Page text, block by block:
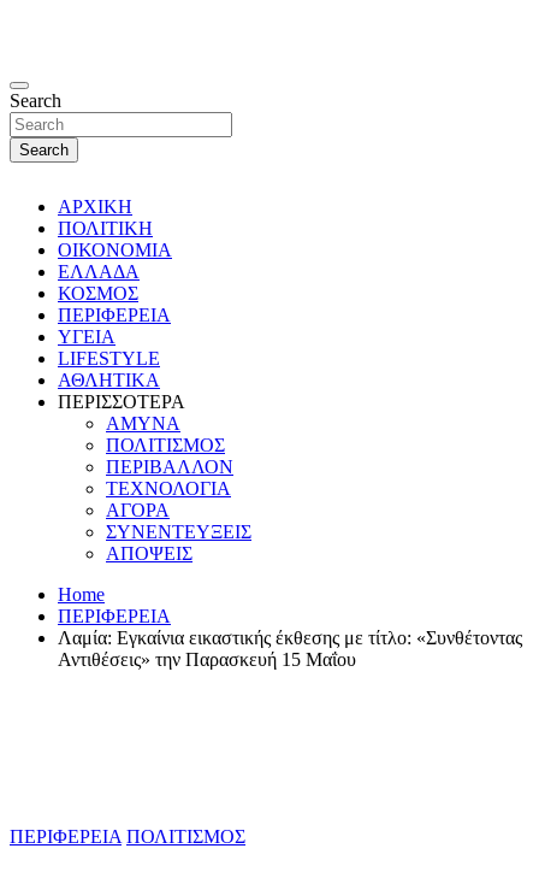
Search
Search
ΑΡΧΙΚΗ
ΠΟΛΙΤΙΚΗ
ΟΙΚΟΝΟΜΙΑ
ΕΛΛΑΔΑ
ΚΟΣΜΟΣ
ΠΕΡΙΦΕΡΕΙΑ
ΥΓΕΙΑ
LIFESTYLE
ΑΘΛΗΤΙΚΑ
ΠΕΡΙΣΣΟΤΕΡΑ
ΑΜΥΝΑ
ΠΟΛΙΤΙΣΜΟΣ
ΠΕΡΙΒΑΛΛΟΝ
ΤΕΧΝΟΛΟΓΙΑ
ΑΓΟΡΑ
ΣΥΝΕΝΤΕΥΞΕΙΣ
ΑΠΟΨΕΙΣ
Home
ΠΕΡΙΦΕΡΕΙΑ
Λαμία: Εγκαίνια εικαστικής έκθεσης με τίτλο: «Συνθέτοντας
Αντιθέσεις» την Παρασκευή 15 Μαΐου
ΠΕΡΙΦΕΡΕΙΑ ΠΟΛΙΤΙΣΜΟΣ